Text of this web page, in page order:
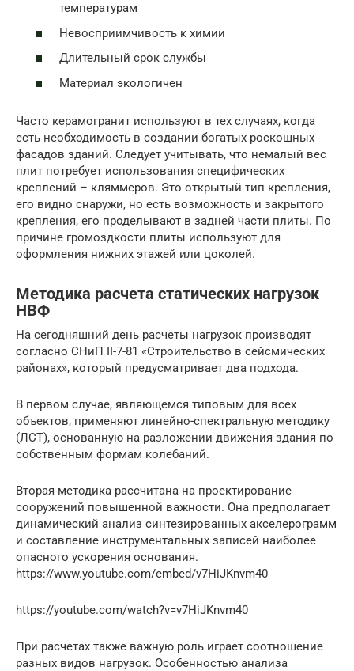
температурам
Невосприимчивость к химии
Длительный срок службы
Материал экологичен
Часто керамогранит используют в тех случаях, когда
есть необходимость в создании богатых роскошных
фасадов зданий. Следует учитывать, что немалый вес
плит потребует использования специфических
креплений – кляммеров. Это открытый тип крепления,
его видно снаружи, но есть возможность и закрытого
крепления, его проделывают в задней части плиты. По
причине громоздкости плиты используют для
оформления нижних этажей или цоколей.
Методика расчета статических нагрузок
НВФ
На сегодняшний день расчеты нагрузок производят
согласно СНиП II-7-81 «Строительство в сейсмических
районах», который предусматривает два подхода.
В первом случае, являющемся типовым для всех
объектов, применяют линейно-спектральную методику
(ЛСТ), основанную на разложении движения здания по
собственным формам колебаний.
Вторая методика рассчитана на проектирование
сооружений повышенной важности. Она предполагает
динамический анализ синтезированных акселерограмм
и составление инструментальных записей наиболее
опасного ускорения основания.
https://www.youtube.com/embed/v7HiJKnvm40
https://youtube.com/watch?v=v7HiJKnvm40
При расчетах также важную роль играет соотношение
разных видов нагрузок. Особенностью анализа